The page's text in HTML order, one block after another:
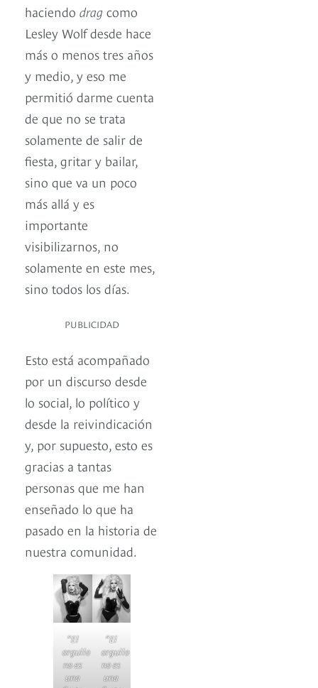
haciendo drag como
Lesley Wolf desde hace
más o menos tres años
y medio, y eso me
permitió darme cuenta
de que no se trata
solamente de salir de
fiesta, gritar y bailar,
sino que va un poco
más allá y es
importante
visibilizarnos, no
solamente en este mes,
sino todos los días.
PUBLICIDAD
Esto está acompañado
por un discurso desde
lo social, lo político y
desde la reivindicación
y, por supuesto, esto es
gracias a tantas
personas que me han
enseñado lo que ha
pasado en la historia de
nuestra comunidad.
“El
orgullo
no es
una
“El
orgullo
no es
una